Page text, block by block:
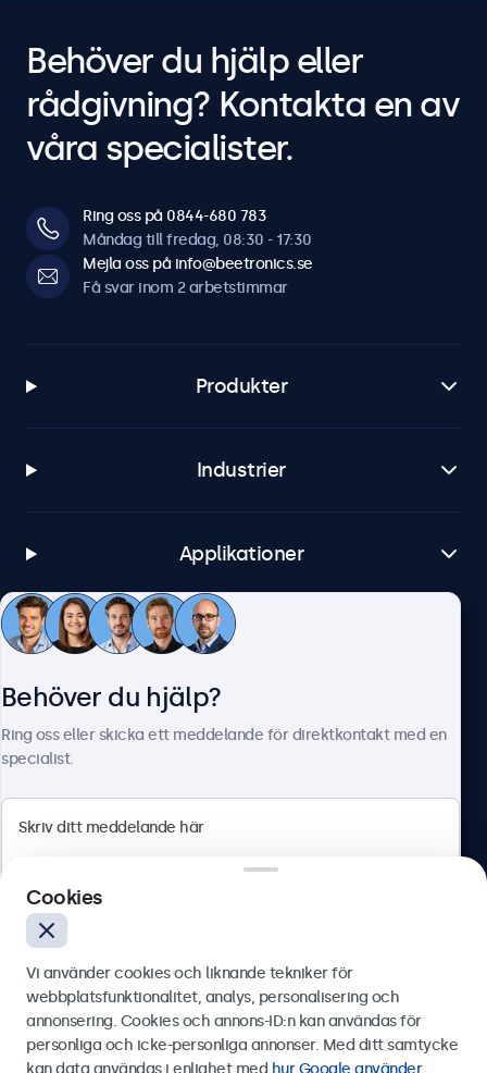
Behöver du hjälp eller
rådgivning? Kontakta en av
våra specialister.
Ring oss på 0844-680 783
Måndag till fredag, 08:30 - 17:30
Mejla oss på info@beetronics.se
Få svar inom 2 arbetstimmar
Produkter
Industrier
Applikationer
Kundtjänst
Olof Palmesgata 29, Stockholm, 111 22, Sverige
Svenska
Behöver du hjälp?
Ring oss eller skicka ett meddelande för direktkontakt med en
specialist.
Skicka
Cookies
Vi använder cookies och liknande tekniker för
webbplatsfunktionalitet, analys, personalisering och
annonsering. Cookies och annons-ID:n kan användas för
personliga och icke-personliga annonser. Med ditt samtycke
kan data användas i enlighet med hur Google använder